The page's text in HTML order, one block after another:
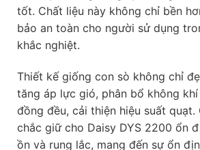
tốt. Chất liệu này không chỉ bền
bảo an toàn cho người sử dụng
khắc nghiệt.
Thiết kế giống con sò không chỉ
tăng áp lực gió, phân bổ không khí
đồng đều, cải thiện hiệu suất quạt.
chắc giữ cho Daisy DYS 2200 ổn
ồn và rung lắc, mang đến sự ổn